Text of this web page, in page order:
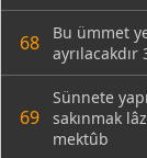
68
Bu ümmet
69
Sünnete
sakınmak
mektûb